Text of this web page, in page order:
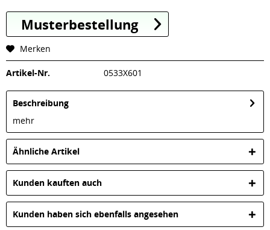
Musterbestellung
Merken
Artikel-Nr. 0533X601
Beschreibung
mehr
Ähnliche Artikel
Kunden kauften auch
Kunden haben sich ebenfalls angesehen